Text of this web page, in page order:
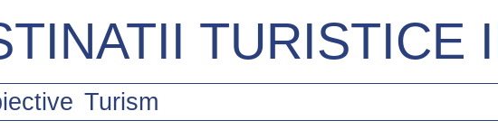
TURISTICE
Turism